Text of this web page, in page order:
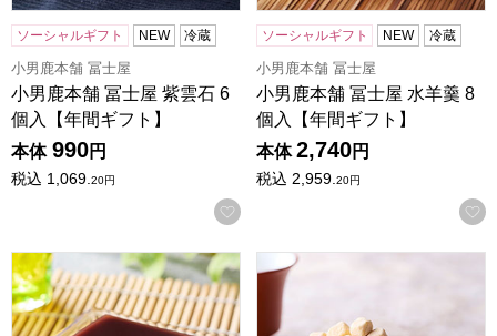
ソーシャルギフト NEW 冷蔵
小男鹿本舗 冨士屋
小男鹿本舗 冨士屋 紫雲石 6
個入【年間ギフト】
本体 990円
税込 1,069.20円
お気に入りに登録する
ソーシャルギフト NEW 冷蔵
小男鹿本舗 冨士屋
小男鹿本舗 冨士屋 水羊羹 8
個入【年間ギフト】
本体 2,740円
税込 2,959. 20円
小男鹿本舗 冨士屋 水羊羹 6個入【年間ギフト】
小男鹿本舗 冨士屋 霰三盆 曲